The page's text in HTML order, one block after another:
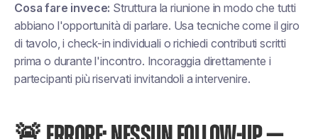
Cosa fare invece: Struttura la riunione in modo che tutti
abbiano l'opportunità di parlare. Usa tecniche come il giro
di tavolo, i check-in individuali o richiedi contributi scritti
prima o durante l'incontro. Incoraggia direttamente i
partecipanti più riservati invitandoli a intervenire.